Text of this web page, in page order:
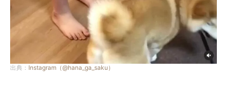
出典： Instagram（@hana_ga_saku）